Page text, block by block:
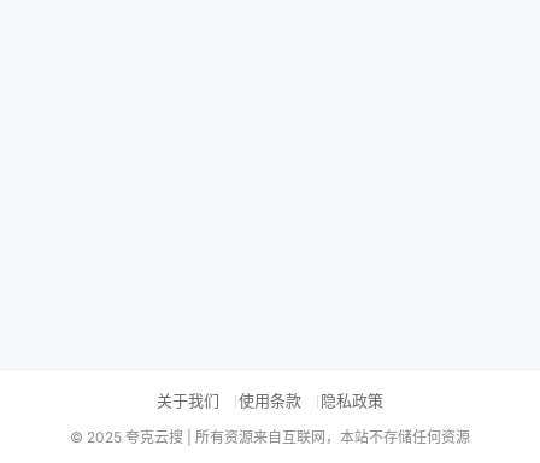
关于我们 使用条款 隐私政策
© 2025 夸克云搜 | 所有资源来自互联网，本站不存储任何资源